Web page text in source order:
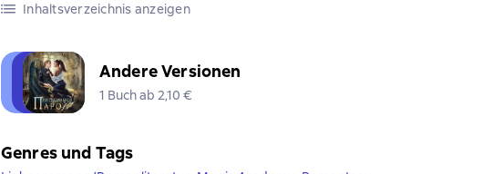
Inhaltsverzeichnis anzeigen
Andere Versionen
1 Buch ab 2,10 €
Genres und Tags